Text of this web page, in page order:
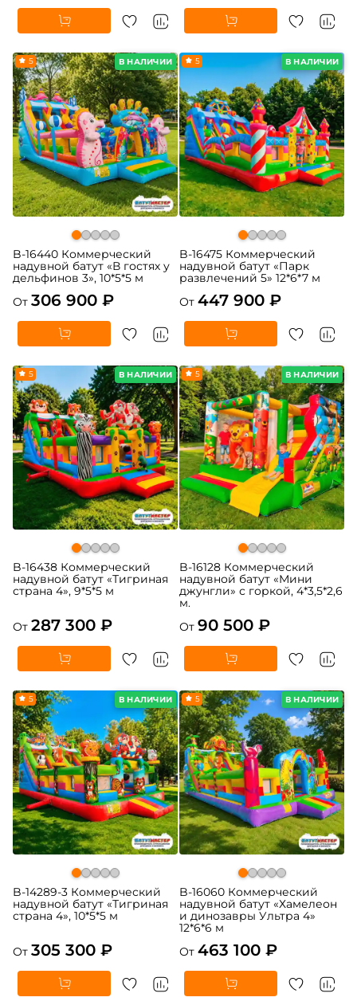
В НАЛИЧИИ
5
B-16440 Коммерческий
надувной батут «В гостях у
дельфинов 3», 10*5*5 м
От 306 900 ₽
В НАЛИЧИИ
5
B-16475 Коммерческий
надувной батут «Парк
развлечений 5» 12*6*7 м
От 447 900 ₽
В НАЛИЧИИ
5
B-16438 Коммерческий
надувной батут «Тигриная
страна 4», 9*5*5 м
От 287 300 ₽
В НАЛИЧИИ
5
B-16128 Коммерческий
надувной батут «Мини
джунгли» с горкой, 4*3,5*2,6
м.
От 90 500 ₽
В НАЛИЧИИ
5
B-14289-3 Коммерческий
надувной батут «Тигриная
страна 4», 10*5*5 м
От 305 300 ₽
В НАЛИЧИИ
5
B-16060 Коммерческий
надувной батут «Хамелеон
и динозавры Ультра 4»
12*6*6 м
От 463 100 ₽